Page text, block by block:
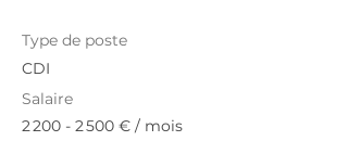
Type de poste
CDI
Salaire
2 200 - 2 500 € / mois